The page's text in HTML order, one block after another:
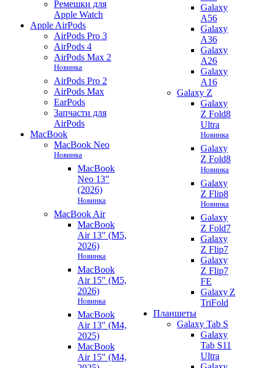
Ремешки для
Apple Watch
Apple AirPods
AirPods Pro 3
AirPods 4
AirPods Max 2
Новинка
AirPods Pro 2
AirPods Max
EarPods
Запчасти для
AirPods
MacBook
MacBook Neo
Новинка
MacBook
Neo 13"
(2026)
Новинка
MacBook Air
MacBook
Air 13" (M5,
2026)
Новинка
MacBook
Air 15" (M5,
2026)
Новинка
MacBook
Air 13" (M4,
2025)
MacBook
Air 15" (M4,
Galaxy
A56
Galaxy
A36
Galaxy
A26
Galaxy
A16
Galaxy Z
Galaxy
Z Fold8
Ultra
Новинка
Galaxy
Z Fold8
Новинка
Galaxy
Z Flip8
Новинка
Galaxy
Z Fold7
Galaxy
Z Flip7
Galaxy
Z Flip7
FE
Galaxy Z
TriFold
Планшеты
Galaxy Tab S
Galaxy
Tab S11
Ultra